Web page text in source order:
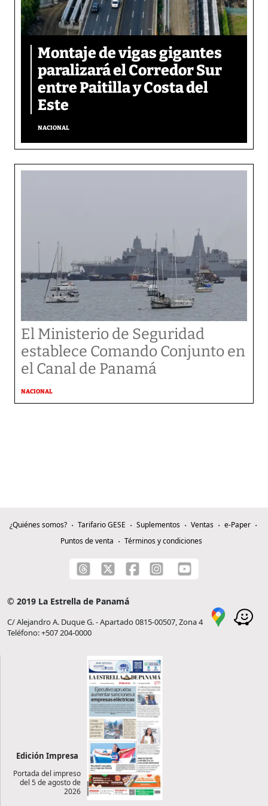
Montaje de vigas gigantes
paralizará el Corredor Sur
entre Paitilla y Costa del
Este
NACIONAL
El Ministerio de Seguridad
establece Comando Conjunto en
el Canal de Panamá
NACIONAL
¿Quiénes somos? Tarifario GESE Suplementos Ventas
e-Paper
Puntos de venta
Términos y condiciones
© 2019 La Estrella de Panamá
C/ Alejandro A. Duque G. - Apartado 0815-00507, Zona 4
Teléfono: +507 204-0000
Edición Impresa
Portada del impreso
del 5 de agosto de
2026